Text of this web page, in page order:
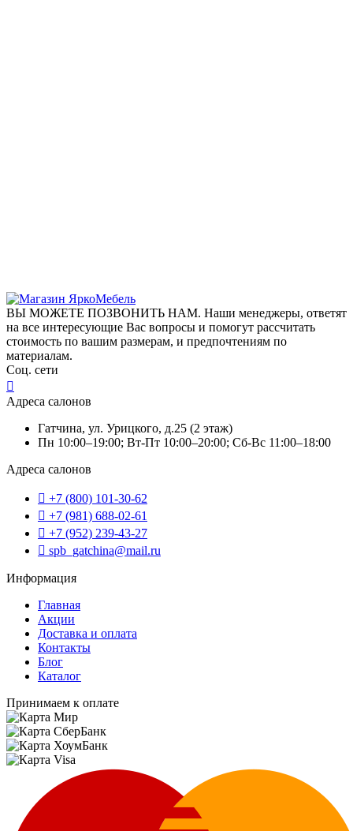
ВЫ МОЖЕТЕ ПОЗВОНИТЬ НАМ. Наши менеджеры, ответят
на все интересующие Вас вопросы и помогут рассчитать
стоимость по вашим размерам, и предпочтениям по
материалам.
Соц. сети
Адреса салонов
Гатчина, ул. Урицкого, д.25 (2 этаж)
Пн 10:00–19:00; Вт-Пт 10:00–20:00; Сб-Вс 11:00–18:00
Адреса салонов
+7 (800) 101-30-62
+7 (981) 688-02-61
+7 (952) 239-43-27
spb_gatchina@mail.ru
Информация
Главная
Акции
Доставка и оплата
Контакты
Блог
Каталог
Принимаем к оплате